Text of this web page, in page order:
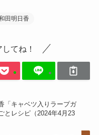
田明日香
てね！
「キャベツ入りラープガ
とレシピ（2024年4月23